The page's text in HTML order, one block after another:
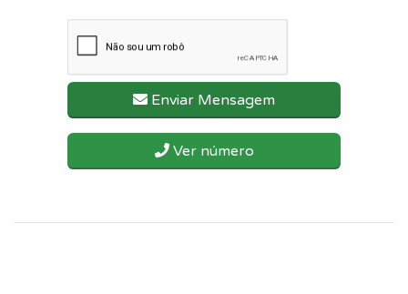
Enviar Mensagem
Ver número